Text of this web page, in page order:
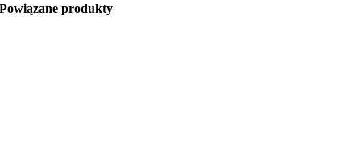
Powiązane produkty